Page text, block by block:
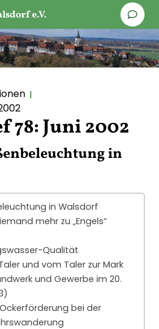
e.V.
78: Juni 2002
in
in Walsdorf
mehr zu „Engels“
Qualität
und vom Taler zur Mark
und Gewerbe im 20.
bei der